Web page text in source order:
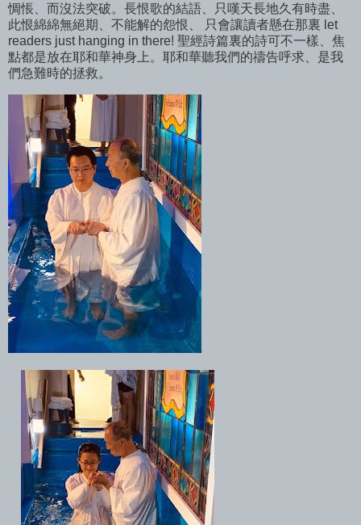
惆悵、而沒法突破。長恨歌的結語、只嘆天長地久有時盡、
此恨綿綿無絕期、不能解的怨恨、 只會讓讀者懸在那裏 let
readers just hanging in there! 聖經詩篇裏的詩可不一樣、焦
點都是放在耶和華神身上。耶和華聽我們的禱告呼求、是我
們急難時的拯救。